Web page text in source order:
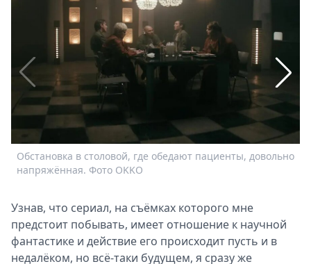
релизы
О
Metro
Стримы
Спецпроекты
Звезды
Выборы
Скачай
Metro
Обстановка в столовой, где обедают пациенты, довольно
напряжённая. Фото OKKO
Узнав, что сериал, на съёмках которого мне
предстоит побывать, имеет отношение к научной
фантастике и действие его происходит пусть и в
недалёком, но всё-таки будущем, я сразу же